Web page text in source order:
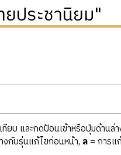
ประชานิยม"
ยบ และกดป้อนเข้าหรือปุ่มด้านล่
กับรุ่นแก้ไขก่อนหน้า, ล= การแ